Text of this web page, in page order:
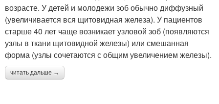
возрасте. У детей и молодежи зоб обычно диффузный
(увеличивается вся щитовидная железа). У пациентов
старше 40 лет чаще возникает узловой зоб (появляются
узлы в ткани щитовидной железы) или смешанная
форма (узлы сочетаются с общим увеличением железы).
читать дальше →